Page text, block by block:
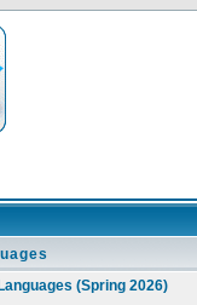
(Spring 2026)